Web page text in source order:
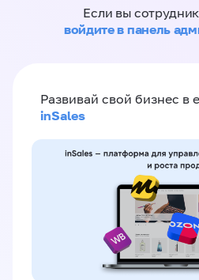
Если вы
войдите в панель
Развивай свой бизнес в
inSales